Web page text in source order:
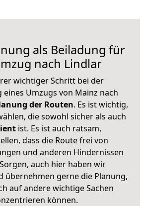
als Beiladung für
nach Lindlar
wichtiger Schritt bei der
Umzugs von Mainz nach
der Routen. Es ist wichtig,
die sowohl sicher als auch
ist. Es ist auch ratsam,
dass die Route frei von
und anderen Hindernissen
auch hier haben wir
übernehmen gerne die Planung,
auf andere wichtige Sachen
können.